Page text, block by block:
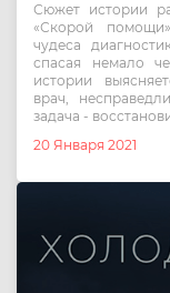
Сюжет истории
«Скорой
чудеса
спасая немало
истории
врач,
задача -
20 Января 2021